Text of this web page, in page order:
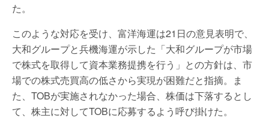
た。
このような対応を受け、富洋海運は21日の意見表明で、
大和グループと兵機海運が示した「大和グループが市場
で株式を取得して資本業務提携を行う」との方針は、市
場での株式売買高の低さから実現が困難だと指摘。ま
た、TOBが実施されなかった場合、株価は下落するとし
て、株主に対してTOBに応募するよう呼び掛けた。